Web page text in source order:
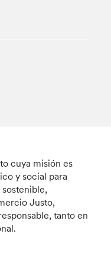
cuya misión es
y social para
Justo,
tanto en